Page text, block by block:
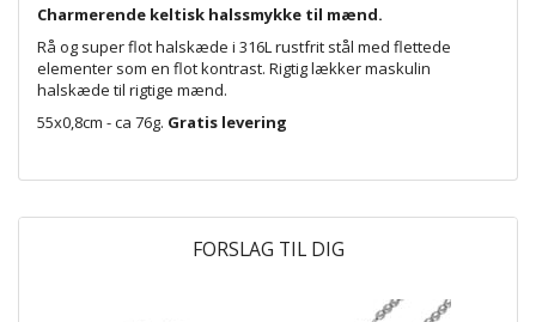
Charmerende keltisk halssmykke til mænd.
Rå og super flot halskæde i 316L rustfrit stål med flettede
elementer som en flot kontrast. Rigtig lækker maskulin
halskæde til rigtige mænd.
55x0,8cm - ca 76g. Gratis levering
FORSLAG TIL DIG